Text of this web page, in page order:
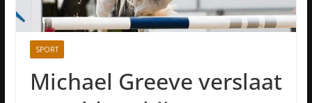
SPORT
Michael Greeve verslaat